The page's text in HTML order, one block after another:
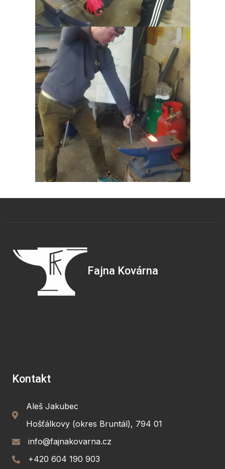
Fajna Kovárna
Kontakt
Aleš Jakubec
Hošťálkovy (okres Bruntál), 794 01
info@fajnakovarna.cz
+420 604 190 903